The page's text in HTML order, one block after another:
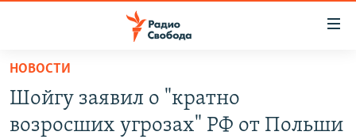
упрощенного
доступа
ПОДКАСТЫ
НОВОСТИ
Шойгу заявил о "кратно
возросших угрозах" РФ от Польши